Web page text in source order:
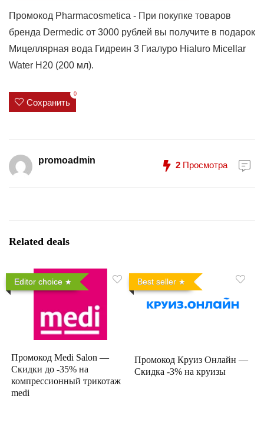
Промокод Pharmacosmetica - При покупке товаров
бренда Dermedic от 3000 рублей вы получите в подарок
Мицеллярная вода Гидреин 3 Гиалуро Hialuro Micellar
Water H20 (200 мл).
Сохранить
0
promoadmin 2 Просмотра
Related deals
Editor choice
Промокод Medi Salon —
Скидки до -35% на
компрессионный трикотаж
medi
Best seller
Промокод Круиз Онлайн —
Скидка -3% на круизы